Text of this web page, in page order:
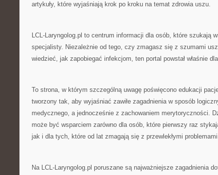
artykuły, które wyjaśniają krok po kroku na temat zdrowia uszu.
LCL-Laryngolog.pl to centrum informacji dla osób, które szukają
specjalisty. Niezależnie od tego, czy zmagasz się z szumami
wiedzieć, jak zapobiegać infekcjom, ten portal powstał właśnie
To strona, w którym szczególną uwagę poświęcono edukacji
tworzony tak, aby wyjaśniać zawiłe zagadnienia w sposób
medycznego, a jednocześnie z zachowaniem merytoryczności.
może być wsparciem zarówno dla osób, które pierwszy raz
jak i dla tych, które od lat zmagają się z przewlekłymi
Na LCL-Laryngolog.pl poruszane są najważniejsze zagadnienia